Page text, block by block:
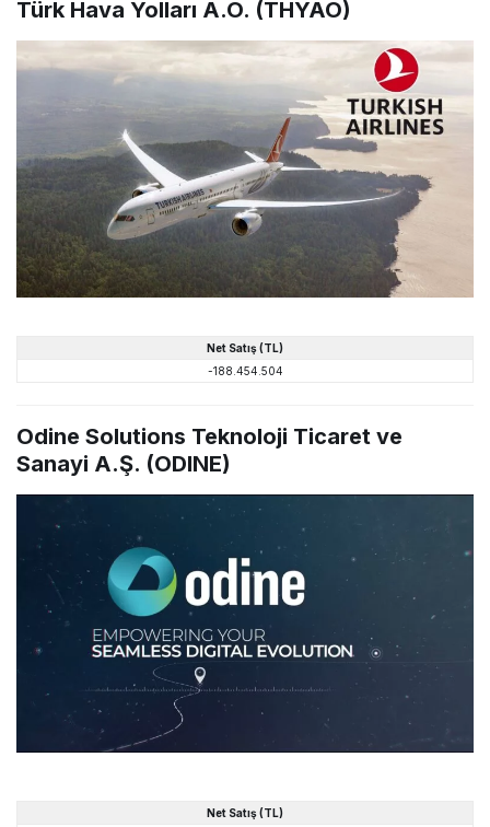
Türk Hava Yolları A.O. (THYAO)
Net Satış(TL)
-188.454.504
Odine Solutions Teknoloji Ticaret ve
Sanayi A.Ş. (ODINE)
Net Satış(TL)